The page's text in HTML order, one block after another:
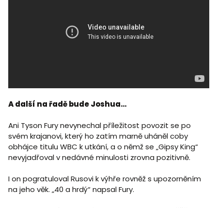
A další na řadě bude Joshua…
Ani Tyson Fury nevynechal příležitost povozit se po
svém krajanovi, který ho zatím marně uháněl coby
obhájce titulu WBC k utkání, a o němž se „Gipsy King“
nevyjadřoval v nedávné minulosti zrovna pozitivně.
I on pogratuloval Rusovi k výhře rovněž s upozorněním
na jeho věk. „40 a hrdý“ napsal Fury.